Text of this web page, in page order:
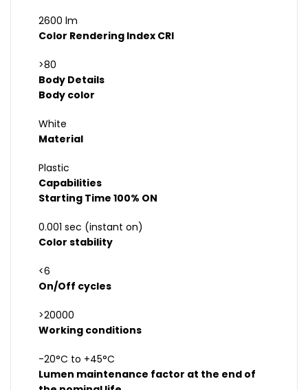
2600 lm
Color Rendering Index CRI
>80
Body Details
Body color
White
Material
Plastic
Capabilities
Starting Time 100% ON
0.001 sec (instant on)
Color stability
<6
On/Off cycles
>20000
Working conditions
-20°C to +45°C
Lumen maintenance factor at the end of